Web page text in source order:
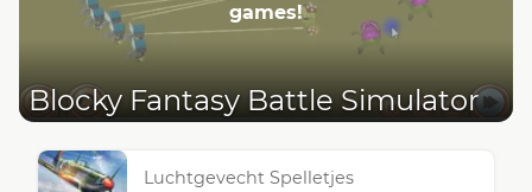
games!
Blocky Fantasy Battle Simulator
Luchtgevecht Spelletjes